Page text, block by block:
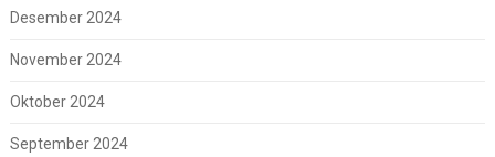
Desember 2024
November 2024
Oktober 2024
September 2024